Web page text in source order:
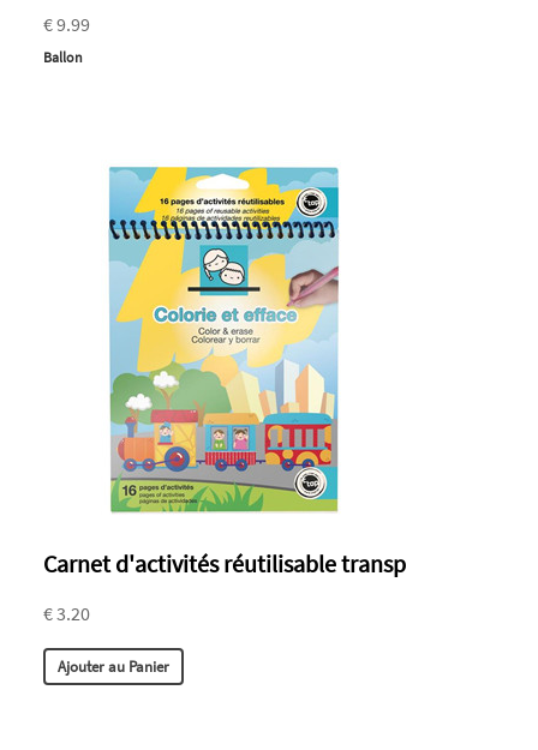
€ 9.99
Ballon
Carnet d'activités réutilisable transp
€ 3.20
Ajouter au Panier